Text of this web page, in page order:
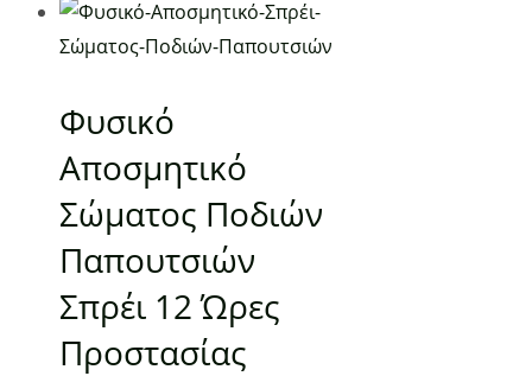
Φυσικό
Αποσμητικό
Σώματος Ποδιών
Παπουτσιών
Σπρέι 12 Ώρες
Προστασίας
Τηλεφωνική Εξυπηρέτηση:
Δευτέρα- Κυριακή 09:00 – 21:00
Ακολουθήστε μας: